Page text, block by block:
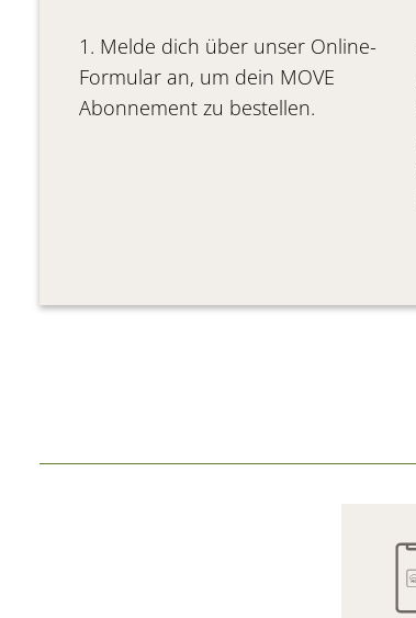
1. Melde dich über unser Online-
Formular an, um dein MOVE
Abonnement zu bestellen.